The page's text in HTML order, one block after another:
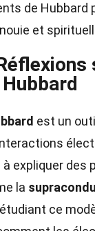
de Hubbard
et
est un
expliquer des
la
étudiant ce